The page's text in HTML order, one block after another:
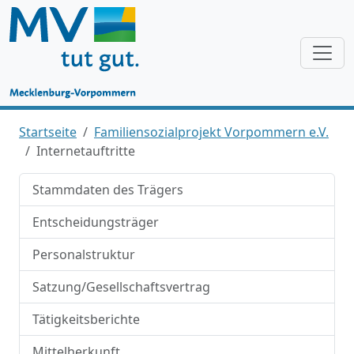
Startseite
Familiensozialprojekt Vorpommern e.V.
Internetauftritte
Stammdaten des Trägers
Entscheidungsträger
Personalstruktur
Satzung/Gesellschaftsvertrag
Tätigkeitsberichte